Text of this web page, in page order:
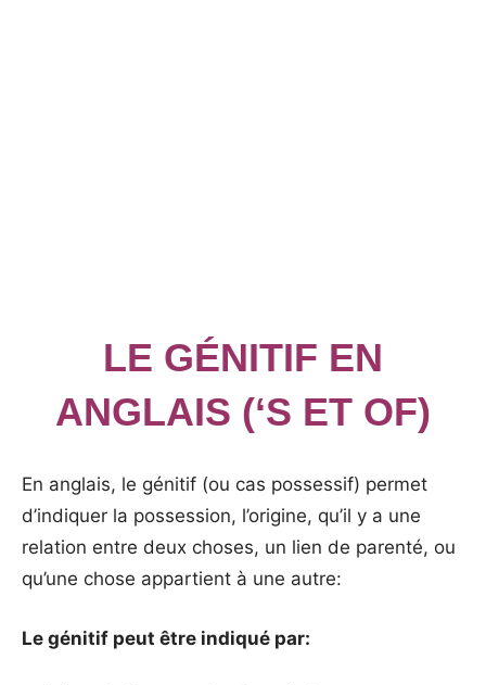
LE GÉNITIF EN
ANGLAIS (‘S ET OF)
En anglais, le génitif (ou cas possessif) permet
d’indiquer la possession, l’origine, qu’il y a une
relation entre deux choses, un lien de parenté, ou
qu’une chose appartient à une autre:
Le génitif peut être indiqué par: